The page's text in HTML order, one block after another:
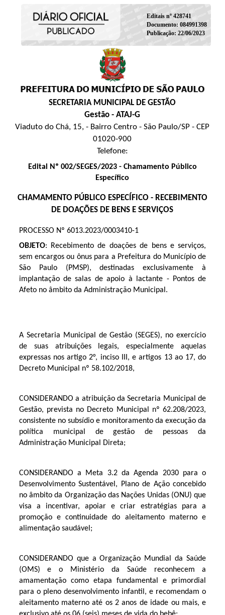
Editais nº 428741
Documento: 084991398
Publicação: 22/06/2023
SECRETARIA MUNICIPAL DE GESTÃO
Gestão - ATAJ-G
Viaduto do Chá, 15, - Bairro Centro - São Paulo/SP - CEP
01020-900
Telefone:
Edital Nº 002/SEGES/2023 - Chamamento Público
Específico
CHAMAMENTO PÚBLICO ESPECÍFICO - RECEBIMENTO
DE DOAÇÕES DE BENS E SERVIÇOS
PROCESSO Nº 6013.2023/0003410-1
OBJETO: Recebimento de doações de bens e serviços,
sem encargos ou ônus para a Prefeitura do Município de
São Paulo (PMSP), destinadas exclusivamente à
implantação de salas de apoio à lactante - Pontos de
Afeto no âmbito da Administração Municipal.
A Secretaria Municipal de Gestão (SEGES), no exercício
de suas atribuições legais, especialmente aquelas
expressas nos artigo 2°, inciso III, e artigos 13 ao 17, do
Decreto Municipal nº 58.102/2018,
CONSIDERANDO a atribuição da Secretaria Municipal de
Gestão, prevista no Decreto Municipal nº 62.208/2023,
consistente no subsídio e monitoramento da execução da
política municipal de gestão de pessoas da
Administração Municipal Direta;
CONSIDERANDO a Meta 3.2 da Agenda 2030 para o
Desenvolvimento Sustentável, Plano de Ação concebido
no âmbito da Organização das Nações Unidas (ONU) que
visa a incentivar, apoiar e criar estratégias para a
promoção e continuidade do aleitamento materno e
alimentação saudável;
CONSIDERANDO que a Organização Mundial da Saúde
(OMS) e o Ministério da Saúde reconhecem a
amamentação como etapa fundamental e primordial
para o pleno desenvolvimento infantil, e recomendam o
aleitamento materno até os 2 anos de idade ou mais, e